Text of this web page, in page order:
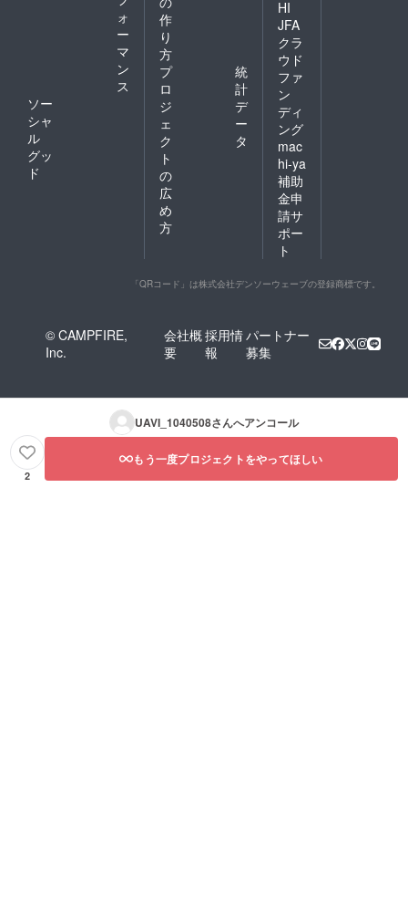
ォ
ー
マ
ン
ス
ソー
シャ
ル
グッ
ド
作
り
方
プ
ロ
ジ
ェ
ク
ト
の
広
め
方
統
計
デ
ー
タ
HI
JFA
クラ
ウド
ファ
ン
ディ
ング
mac
hi-ya
補助
金申
請サ
ポー
ト
「QRコード」は株式会社デンソーウェーブの登録商標です。
© CAMPFIRE,
Inc.
会社概
要
採用情
報
パートナー
募集
UAVI_1040508さんへアンコール
2
もう一度プロジェクトをやってほしい